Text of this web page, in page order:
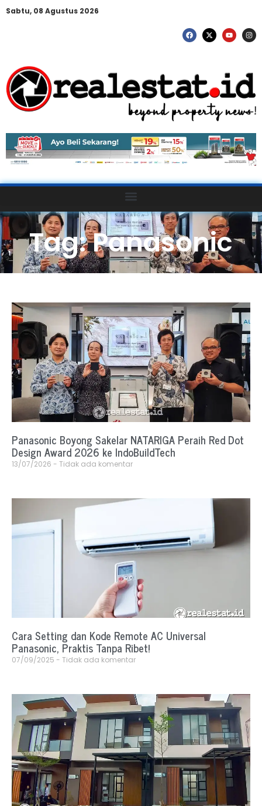
Sabtu, 08 Agustus 2026
Tag: Panasonic
Panasonic Boyong Sakelar NATARIGA Peraih Red Dot
Design Award 2026 ke IndoBuildTech
13/07/2026 Tidak ada komentar
Cara Setting dan Kode Remote AC Universal
Panasonic, Praktis Tanpa Ribet!
07/09/2025 Tidak ada komentar